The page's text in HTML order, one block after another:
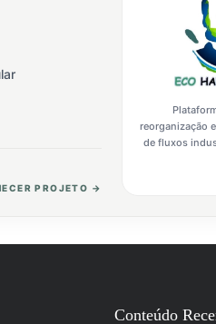
PROJETO →
reorganização
de fluxos
Conteúdo